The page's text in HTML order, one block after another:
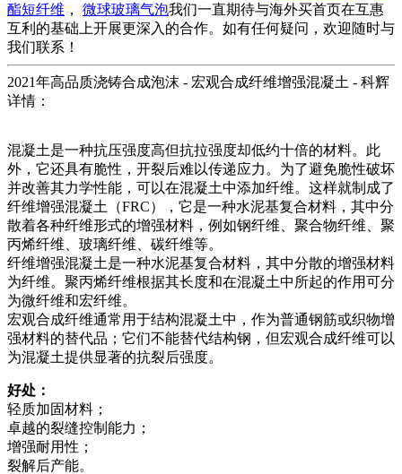
酯短纤维 ， 微球玻璃气泡我们一直期待与海外买首页在互惠
互利的基础上开展更深入的合作。如有任何疑问，欢迎随时与
我们联系！
2021年高品质浇铸合成泡沫 - 宏观合成纤维增强混凝土 - 科辉
详情：
混凝土是一种抗压强度高但抗拉强度却低约十倍的材料。此
外，它还具有脆性，开裂后难以传递应力。为了避免脆性破坏
并改善其力学性能，可以在混凝土中添加纤维。这样就制成了
纤维增强混凝土（FRC），它是一种水泥基复合材料，其中分
散着各种纤维形式的增强材料，例如钢纤维、聚合物纤维、聚
丙烯纤维、玻璃纤维、碳纤维等。
纤维增强混凝土是一种水泥基复合材料，其中分散的增强材料
为纤维。聚丙烯纤维根据其长度和在混凝土中所起的作用可分
为微纤维和宏纤维。
宏观合成纤维通常用于结构混凝土中，作为普通钢筋或织物增
强材料的替代品；它们不能替代结构钢，但宏观合成纤维可以
为混凝土提供显著的抗裂后强度。
好处：
轻质加固材料；
卓越的裂缝控制能力；
增强耐用性；
裂解后产能。